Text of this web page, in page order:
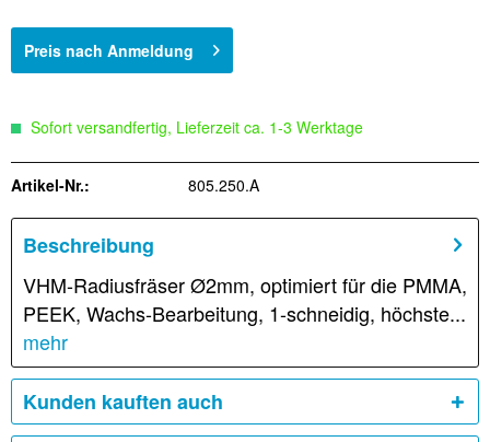
Preis nach Anmeldung
Sofort versandfertig, Lieferzeit ca. 1-3 Werktage
Artikel-Nr.: 805.250.A
Beschreibung
VHM-Radiusfräser Ø2mm, optimiert für die PMMA,
PEEK, Wachs-Bearbeitung, 1-schneidig, höchste...
mehr
Kunden kauften auch